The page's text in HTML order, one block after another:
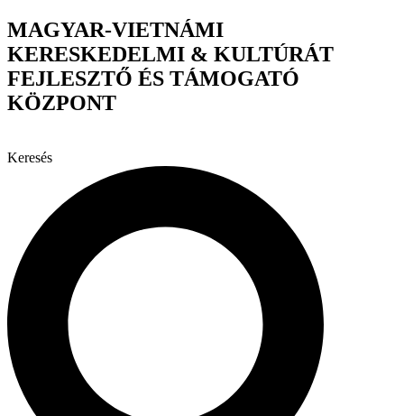
Ugrás
a
tartalomhoz
MAGYAR-VIETNÁMI
KERESKEDELMI & KULTÚRÁT
FEJLESZTŐ ÉS TÁMOGATÓ
KÖZPONT
Keresés